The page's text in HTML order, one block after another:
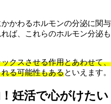
かわるホルモンの分泌に関与
ば、これらのホルモン分泌も
クスさせる作用とあわせて、
る可能性もあるといえます。
妊活で心がけたい